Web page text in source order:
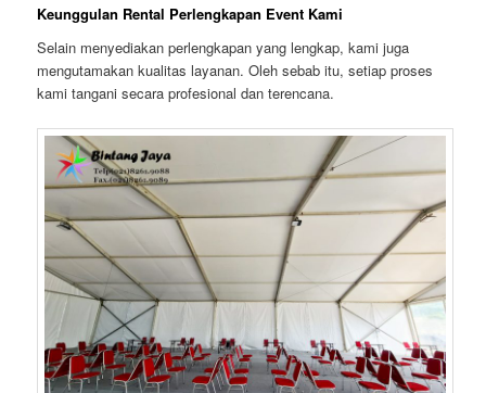
Keunggulan Rental Perlengkapan Event Kami
Selain menyediakan perlengkapan yang lengkap, kami juga
mengutamakan kualitas layanan. Oleh sebab itu, setiap proses
kami tangani secara profesional dan terencana.